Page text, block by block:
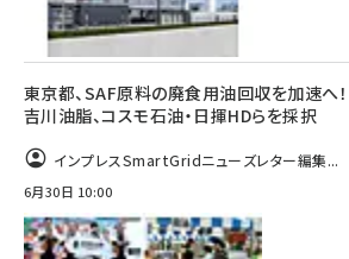
東京都、SAF原料の廃食用油回収を加速へ！
吉川油脂、コスモ石油・日揮HDらを採択
インプレスSmartGridニューズレター編集...
6月30日 10:00